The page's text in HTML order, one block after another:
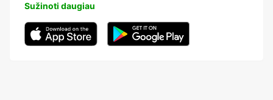
Sužinoti daugiau